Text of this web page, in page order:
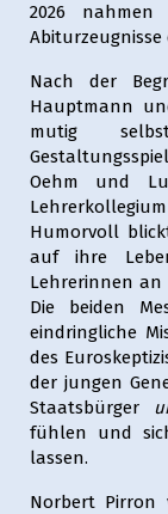
2026
Abiturzeugnisse
Nach der
Hauptmann
mutig
Oehm und
Humorvoll
auf ihre
Lehrerinnen an
Die beiden
eindringliche
des
der jungen
Staatsbürger
fühlen und
lassen.
Norbert Pirron